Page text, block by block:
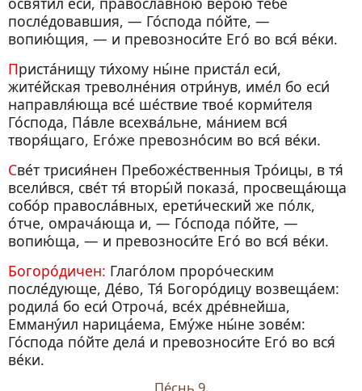
после́довавшия, — Го́спода по́йте, —
вопию́щия, — и превозноси́те Его́ во вся́ ве́ки.
Приста́нищу ти́хому ны́не приста́л еси́,
жите́йская треволне́ния отри́нув, име́л бо еси́
направля́юща все́ ше́ствие твое́ корми́теля
Го́спода, Па́вле всехва́льне, ма́нием вся́
творя́щаго, Его́же превозно́сим во вся́ ве́ки.
Све́т трисия́нен Пребоже́ственныя Тро́ицы, в тя́
всели́вся, све́т тя́ вторы́й показа́, просвеща́юща
собо́р правосла́вных, ерети́ческий же по́лк,
о́тче, омрача́юща и, — Го́спода по́йте, —
вопию́ща, — и превозноси́те Его́ во вся́ ве́ки.
Богоро́дичен: Глаго́лом проро́ческим
после́дующе, Де́во, Тя́ Богоро́дицу возвеща́ем:
родила́ бо еси́ Отроча́, все́х дре́внейша,
Емману́ил нарица́ема, Ему́же ны́не зове́м:
Го́спода по́йте дела́ и превозноси́те Его́ во вся́
ве́ки.
Пе́снь 9.